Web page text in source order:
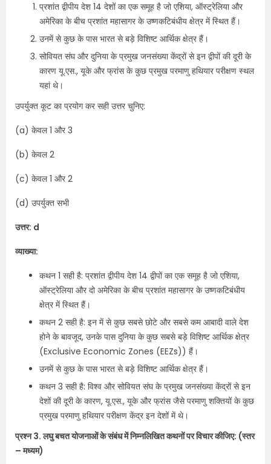
प्रशांत द्वीपीय देश 14 देशों का एक समूह है जो एशिया, ऑस्ट्रेलिया और
अमेरिका के बीच प्रशांत महासागर के उष्णकटिबंधीय क्षेत्र में स्थित हैं।
उनमें से कुछ के पास भारत से बड़े विशिष्ट आर्थिक क्षेत्र हैं।
सोवियत संघ और दुनिया के प्रमुख जनसंख्या केंद्रों से इन द्वीपों की दूरी के
कारण यू.एस., यूके और फ्रांस के कुछ प्रमुख परमाणु हथियार परीक्षण स्थल
यहां थे।
उपर्युक्त कूट का प्रयोग कर सही उत्तर चुनिए:
(a) केवल 1 और 3
(b) केवल 2
(c) केवल 1 और 2
(d) उपर्युक्त सभी
उत्तर: d
व्याख्या:
कथन 1 सही है: प्रशांत द्वीपीय देश 14 द्वीपों का एक समूह है जो एशिया,
ऑस्ट्रेलिया और दो अमेरिका के बीच प्रशांत महासागर के उष्णकटिबंधीय
क्षेत्र में स्थित हैं।
कथन 2 सही है: इन में से कुछ सबसे छोटे और सबसे कम आबादी वाले देश
होने के बावजूद, उनके पास दुनिया के कुछ सबसे बड़े विशिष्ट आर्थिक क्षेत्र
(Exclusive Economic Zones (EEZs)) हैं।
उनमें से कुछ के पास भारत से बड़े विशिष्ट आर्थिक क्षेत्र हैं।
कथन 3 सही है: विश्व और सोवियत संघ के प्रमुख जनसंख्या केंद्रों से इन
देशों की दूरी के कारण, यू.एस., यूके और फ्रांस जैसे परमाणु शक्तियों के कुछ
प्रमुख परमाणु हथियार परीक्षण केंद्र इन देशों में थे।
प्रश्न 3. लघु बचत योजनाओं के संबंध में निम्नलिखित कथनों पर विचार कीजिए: (स्तर
– मध्यम)